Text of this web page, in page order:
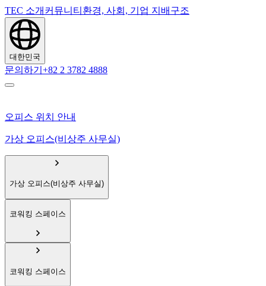
TEC 소개 커뮤니티 환경, 사회, 기업 지배구조
대한민국
문의하기 +82 2 3782 4888
오피스 위치 안내
가상 오피스(비상주 사무실)
가상 오피스(비상주 사무실)
코워킹 스페이스
코워킹 스페이스